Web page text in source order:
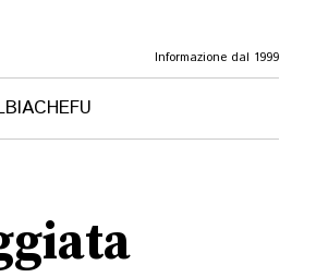
Informazione dal 1999